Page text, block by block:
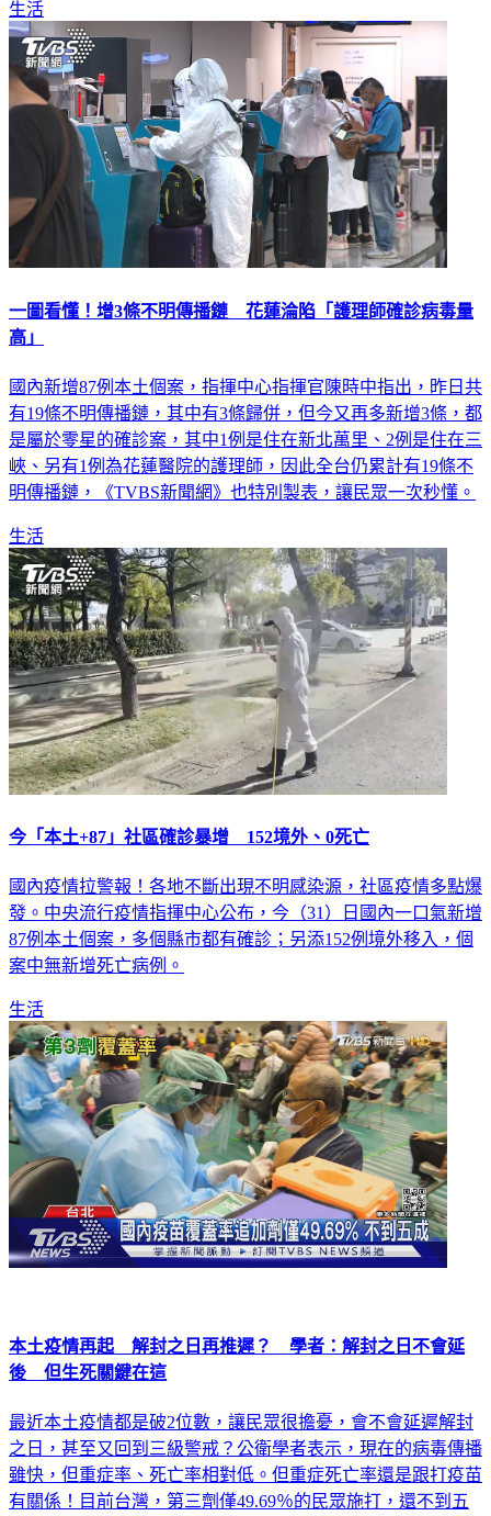
生活
一圖看懂！增3條不明傳播鏈 花蓮淪陷「護理師確診病毒量
高」
國內新增87例本土個案，指揮中心指揮官陳時中指出，昨日共
有19條不明傳播鏈，其中有3條歸併，但今又再多新增3條，都
是屬於零星的確診案，其中1例是住在新北萬里、2例是住在三
峽、另有1例為花蓮醫院的護理師，因此全台仍累計有19條不
明傳播鏈，《TVBS新聞網》也特別製表，讓民眾一次秒懂。
生活
今「本土+87」社區確診暴增 152境外、0死亡
國內疫情拉警報！各地不斷出現不明感染源，社區疫情多點爆
發。中央流行疫情指揮中心公布，今（31）日國內一口氣新增
87例本土個案，多個縣市都有確診；另添152例境外移入，個
案中無新增死亡病例。
生活
本土疫情再起 解封之日再推遲？ 學者：解封之日不會延
後 但生死關鍵在這
最近本土疫情都是破2位數，讓民眾很擔憂，會不會延遲解封
之日，甚至又回到三級警戒？公衛學者表示，現在的病毒傳播
雖快，但重症率、死亡率相對低。但重症死亡率還是跟打疫苗
有關係！目前台灣，第三劑僅49.69％的民眾施打，還不到五